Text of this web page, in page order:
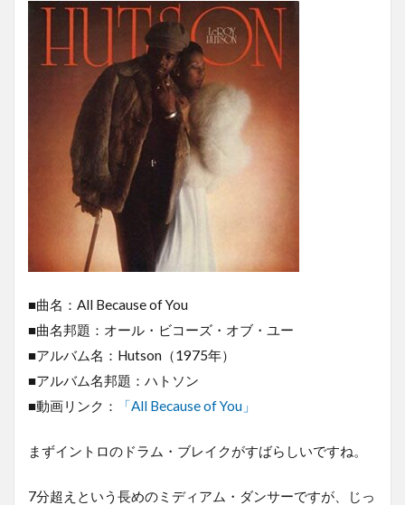
■曲名：All Because of You
■曲名邦題：オール・ビコーズ・オブ・ユー
■アルバム名：Hutson（1975年）
■アルバム名邦題：ハトソン
■動画リンク：
「All Because of You」
まずイントロのドラム・ブレイクがすばらしいですね。
7分超えという長めのミディアム・ダンサーですが、じっ